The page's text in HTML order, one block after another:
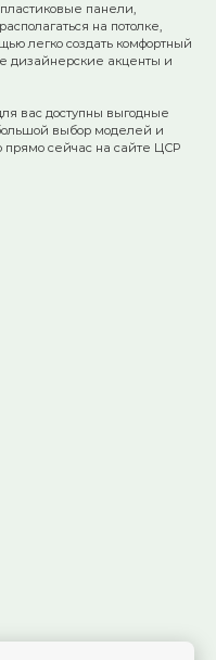
панели,
на потолке,
легко создать комфортный
дизайнерские акценты и
вас доступны выгодные
выбор моделей и
сейчас на сайте ЦСР